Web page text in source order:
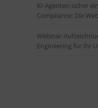
KI-Agenten sicher
Compliance: Die
Webinar-
Engineering für Ihr